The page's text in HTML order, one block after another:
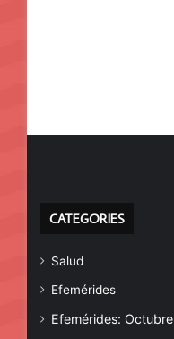
CATEGORIES
Salud
Efemérides
Efemérides: Octubre